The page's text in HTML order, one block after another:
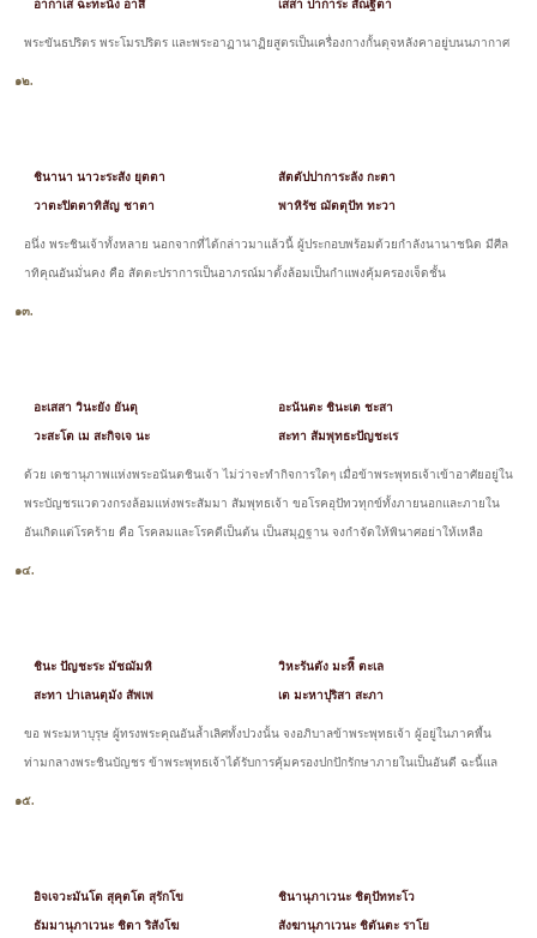
อากาเส ฉะทะนัง อาสิ เสสา ปาการะ สัณฐิตา
พระขันธปริตร พระโมรปริตร และพระอาฏานาฏิยสูตรเป็นเครื่องกางกั้นดุจหลังคาอยู่บนนภากาศ
๑๒.
ชินานา นาวะระสัง ยุตตา
วาตะปิตตาทิสัญ ชาตา
สัตตัปปาการะลัง กะตา
พาหิรัช ฌัตตุปัท ทะวา
อนึ่ง พระชินเจ้าทั้งหลาย นอกจากที่ได้กล่าวมาแล้วนี้ ผู้ประกอบพร้อมด้วยกำลังนานาชนิด มีศีล
าทิคุณอันมั่นคง คือ สัตตะปราการเป็นอาภรณ์มาตั้งล้อมเป็นกำแพงคุ้มครองเจ็ดชั้น
๑๓.
อะเสสา วินะยัง ยันตุ
วะสะโต เม สะกิจเจ นะ
อะนันตะ ชินะเต ชะสา
สะทา สัมพุทธะปัญชะเร
ด้วย เดชานุภาพแห่งพระอนันตชินเจ้า ไม่ว่าจะทำกิจการใดๆ เมื่อข้าพระพุทธเจ้าเข้าอาศัยอยู่ใน
พระบัญชรแวดวงกรงล้อมแห่งพระสัมมา สัมพุทธเจ้า ขอโรคอุปัทวทุกข์ทั้งภายนอกและภายใน
อันเกิดแต่โรคร้าย คือ โรคลมและโรคดีเป็นต้น เป็นสมุฏฐาน จงกำจัดให้พินาศอย่าให้เหลือ
๑๔.
ชินะ ปัญชะระ มัชฌัมหิ
สะทา ปาเลนตุมัง สัพเพ
วิหะรันตัง มะหิี ตะเล
เต มะหาปุริสา สะภา
ขอ พระมหาบุรุษ ผู้ทรงพระคุณอันล้ำเลิศทั้งปวงนั้น จงอภิบาลข้าพระพุทธเจ้า ผู้อยู่ในภาคพื้น
ท่ามกลางพระชินบัญชร ข้าพระพุทธเจ้าได้รับการคุ้มครองปกปักรักษาภายในเป็นอันดี ฉะนี้แล
๑๕.
อิจเจวะมันโต สุคุตโต สุรักโข
ธัมมานุภาเวนะ ชิตา ริสังโฆ
ชินานุภาเวนะ ชิตุปัททะโว
สังฆานุภาเวนะ ชิตันตะ ราโย